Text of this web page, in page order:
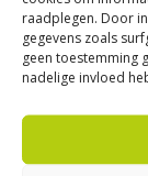
raadplegen. Door
gegevens zoals
geen toestemming
nadelige invloed
NIEUW!